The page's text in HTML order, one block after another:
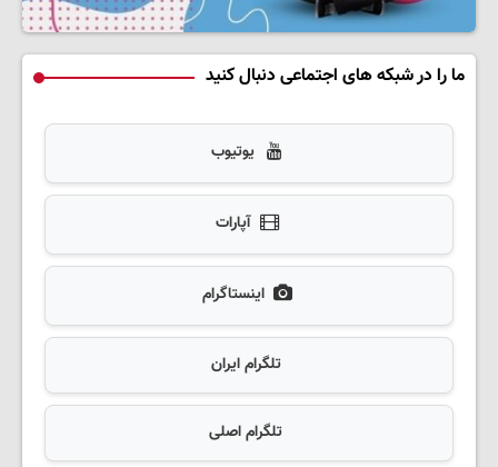
ما را در شبکه های اجتماعی دنبال کنید
یوتیوب
آپارات
اینستاگرام
تلگرام ایران
تلگرام اصلی